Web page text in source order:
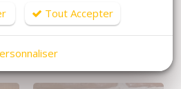
de produits, découvrez
plébiscités par nos clients
Tout Accepter